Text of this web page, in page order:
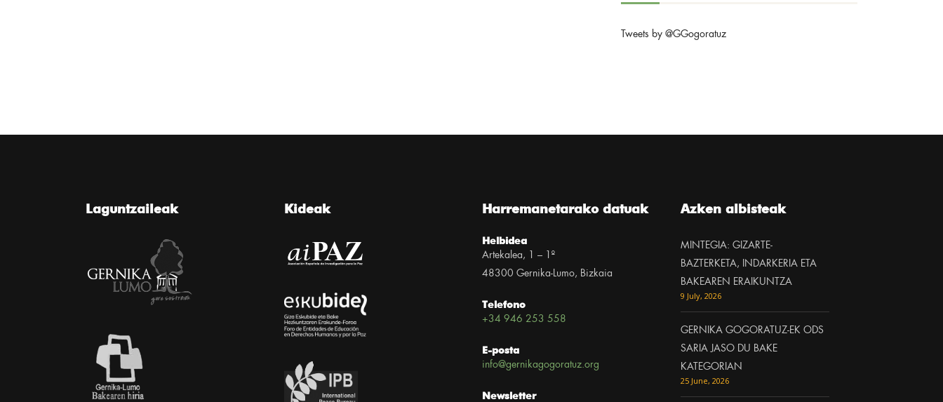
Tweets by @GGogoratuz
Laguntzaileak Kideak Harremanetarako datuak
Helbidea
Artekalea, 1 – 1º
48300 Gernika-Lumo, Bizkaia
Telefono
+34 946 253 558
E-posta
info@gernikagogoratuz.org
Newsletter
Azken albisteak
MINTEGIA: GIZARTE-
BAZTERKETA, INDARKERIA ETA
BAKEAREN ERAIKUNTZA
9 July, 2026
GERNIKA GOGORATUZ-EK ODS
SARIA JASO DU BAKE
KATEGORIAN
25 June, 2026